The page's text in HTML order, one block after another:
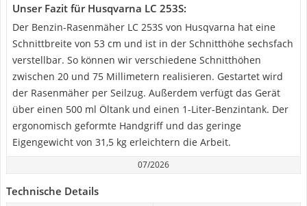
Unser Fazit für Husqvarna LC 253S:
Der Benzin-Rasenmäher LC 253S von Husqvarna hat eine
Schnittbreite von 53 cm und ist in der Schnitthöhe sechsfach
verstellbar. So können wir verschiedene Schnitthöhen
zwischen 20 und 75 Millimetern realisieren. Gestartet wird
der Rasenmäher per Seilzug. Außerdem verfügt das Gerät
über einen 500 ml Öltank und einen 1-Liter-Benzintank. Der
ergonomisch geformte Handgriff und das geringe
Eigengewicht von 31,5 kg erleichtern die Arbeit.
07/2026
Technische Details